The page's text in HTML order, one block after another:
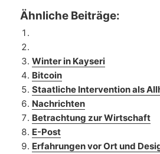
Ähnliche Beiträge:
Winter in Kayseri
Bitcoin
Staatliche Intervention als
Nachrichten
Betrachtung zur Wirtschaft
E-Post
Erfahrungen vor Ort und